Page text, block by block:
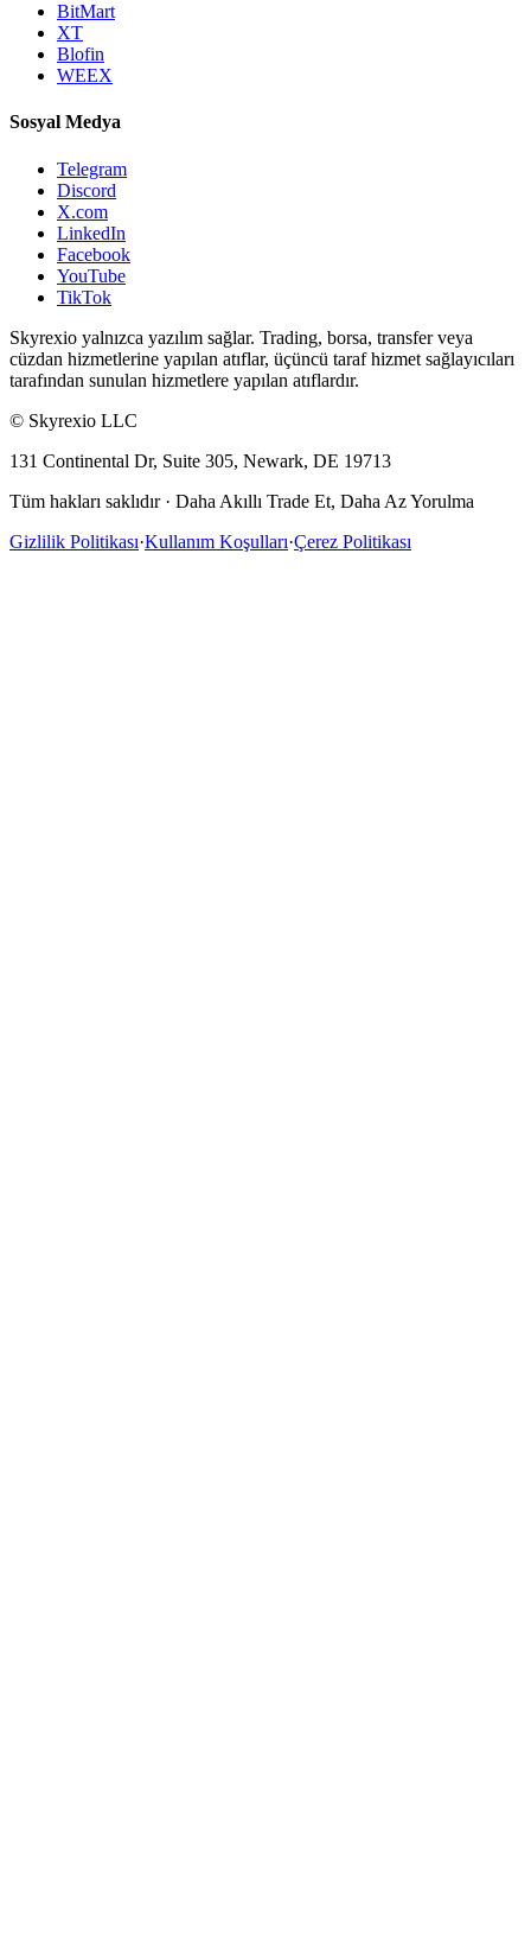
BitMart
XT
Blofin
WEEX
Sosyal Medya
Telegram
Discord
X.com
LinkedIn
Facebook
YouTube
TikTok
Skyrexio yalnızca yazılım sağlar. Trading, borsa, transfer veya
cüzdan hizmetlerine yapılan atıflar, üçüncü taraf hizmet sağlayıcıları
tarafından sunulan hizmetlere yapılan atıflardır.
© Skyrexio LLC
131 Continental Dr, Suite 305, Newark, DE 19713
Tüm hakları saklıdır· Daha Akıllı Trade Et, Daha Az Yorulma
Gizlilik Politikası·Kullanım Koşulları·Çerez Politikası